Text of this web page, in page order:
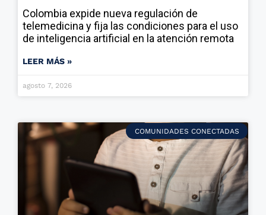
Colombia expide nueva regulación de
telemedicina y fija las condiciones para el uso
de inteligencia artificial en la atención remota
LEER MÁS »
agosto 7, 2026
COMUNIDADES CONECTADAS